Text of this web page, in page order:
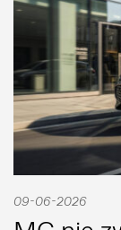
09-06-2026